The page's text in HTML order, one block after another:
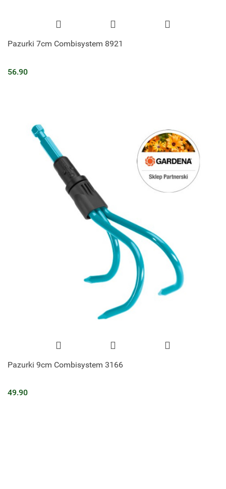
Pazurki 7cm Combisystem 8921
56.90
Pazurki 9cm Combisystem 3166
49.90